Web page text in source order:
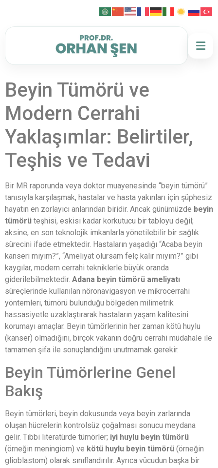
Beyin Tümörü ve
Modern Cerrahi
Yaklaşımlar: Belirtiler,
Teşhis ve Tedavi
Bir MR raporunda veya doktor muayenesinde “beyin tümörü”
tanısıyla karşılaşmak, hastalar ve hasta yakınları için şüphesiz
hayatın en zorlayıcı anlarından biridir. Ancak günümüzde beyin
tümörü teşhisi, eskisi kadar korkutucu bir tabloyu değil;
aksine, en son teknolojik imkanlarla yönetilebilir bir sağlık
sürecini ifade etmektedir. Hastaların yaşadığı “Acaba beyin
kanseri miyim?”, “Ameliyat olursam felç kalır mıyım?” gibi
kaygılar, modern cerrahi tekniklerle büyük oranda
giderilebilmektedir. Adana beyin tümörü ameliyatı
süreçlerinde kullanılan nöronavigasyon ve mikrocerrahi
yöntemleri, tümörü bulunduğu bölgeden milimetrik
hassasiyetle uzaklaştırarak hastaların yaşam kalitesini
korumayı amaçlar. Beyin tümörlerinin her zaman kötü huylu
(kanser) olmadığını, birçok vakanın doğru cerrahi müdahale ile
tamamen şifa ile sonuçlandığını unutmamak gerekir.
Beyin Tümörlerine Genel
Bakış
Beyin tümörleri, beyin dokusunda veya beyin zarlarında
oluşan hücrelerin kontrolsüz çoğalması sonucu meydana
gelir. Tıbbi literatürde tümörler; iyi huylu beyin tümörü
(örneğin meningiom) ve kötü huylu beyin tümörü (örneğin
glioblastom) olarak sınıflandırılır. Ayrıca vücudun başka bir